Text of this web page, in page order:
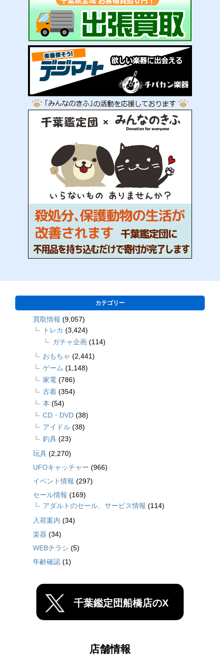
カテゴリー
買取情報 (9,057)
トレカ (3,424)
ガチャ企画 (114)
おもちゃ (2,441)
ゲーム (1,148)
家電 (786)
古着 (354)
本 (54)
CD・DVD (38)
アイドル (38)
釣具 (23)
玩具 (2,270)
UFOキャッチャー (966)
イベント情報 (297)
セール情報 (169)
アダルトのセール、サービス情報 (114)
入荷案内 (34)
楽器 (34)
WEBチラシ (5)
年齢確認 (1)
千葉鑑定団船橋店のX
店舗情報